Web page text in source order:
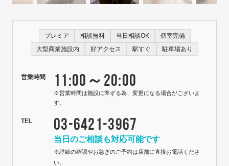
プレミア 相談無料 当日相談OK
個室完備
大型商業施設内
好アクセス 駅すぐ 駐車場あり
営業時間 11:00～20:00
※営業時間は施設に準ずる為、変更になる場合がございま
す。
TEL 03-6421-3967
当日のご相談も対応可能です
※詳細の確認やお急ぎのご予約は店舗に直接お電話くださ
い。